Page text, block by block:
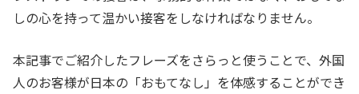
しの心を持って温かい接客をしなければなりません。
本記事でご紹介したフレーズをさらっと使うことで、外国
人のお客様が日本の「おもてなし」を体感することができ